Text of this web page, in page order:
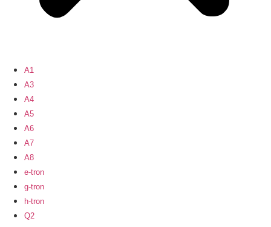
A1
A3
A4
A5
A6
A7
A8
e-tron
g-tron
h-tron
Q2